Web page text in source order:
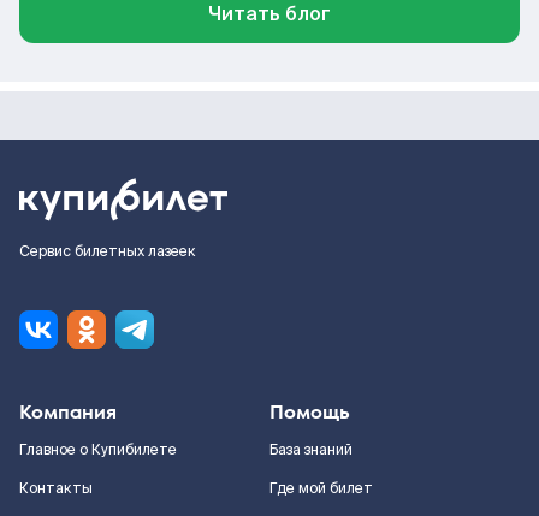
Читать блог
Сервис билетных лазеек
Компания
Главное о Купибилете
Контакты
Помощь
База знаний
Где мой билет